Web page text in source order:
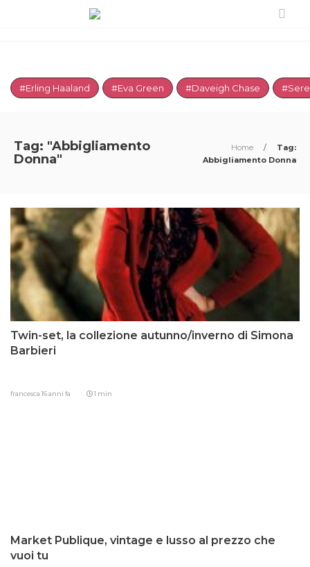
#Erling Haaland #Eva Green #Daveigh Chase
Tag: "Abbigliamento
Donna"
Home /
Tag:
Abbigliamento Donna
Twin-set, la collezione autunno/inverno di Simona
Barbieri
francesca16 anni fa 1 min
Market Publique, vintage e lusso al prezzo che
vuoi tu